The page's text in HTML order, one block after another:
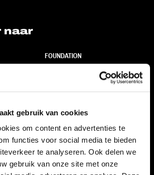
gebruik van cookies
om content en advertenties te
functies voor social media te bieden
te analyseren. Ook delen we
gebruik van onze site met onze
naar
FOUNDATION